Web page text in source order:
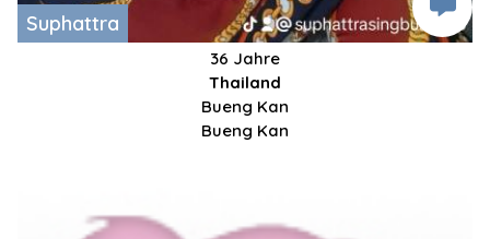
Suphattra
36 Jahre
Thailand
Bueng Kan
Bueng Kan